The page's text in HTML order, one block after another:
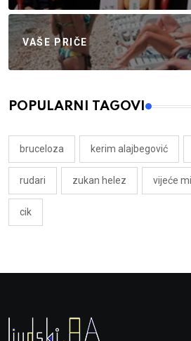
VAŠE PRIČE
POPULARNI TAGOVI
bruceloza kerim alajbegović
rudari zukan helez vijeće
cik